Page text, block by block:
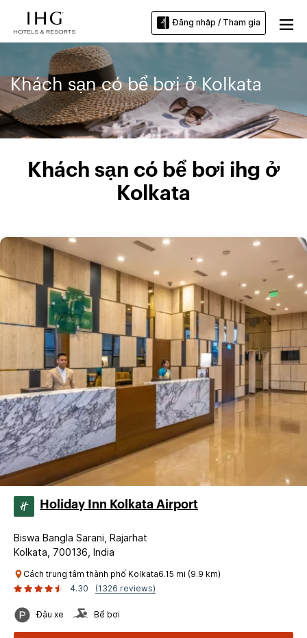
Đăng nhập / Tham gia
Khách sạn có bể bơi ở Kolkata
Khách sạn có bể bơi ihg ở
Kolkata
Holiday Inn Kolkata Airport
Biswa Bangla Sarani, Rajarhat
Kolkata, 700136, India
Cách trung tâm thành phố Kolkata6.15 mi (9.9 km)
4.30
(1326 reviews)
Đậu xe Bể bơi